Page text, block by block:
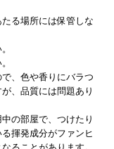
る場所には保管しな
、色や香りにバラつ
、品質には問題あり
の部屋で、つけたり
揮発成分がファンヒ